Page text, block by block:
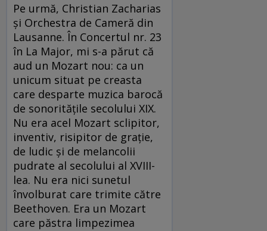
Pe urmă, Christian Zacharias
şi Orchestra de Cameră din
Lausanne. În Concertul nr. 23
în La Major, mi s-a părut că
aud un Mozart nou: ca un
unicum situat pe creasta
care desparte muzica barocă
de sonorităţile secolului XIX.
Nu era acel Mozart sclipitor,
inventiv, risipitor de graţie,
de ludic şi de melancolii
pudrate al secolului al XVIII-
lea. Nu era nici sunetul
învolburat care trimite către
Beethoven. Era un Mozart
care păstra limpezimea